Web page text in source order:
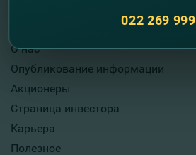
Полезная информация
О нас
Опубликование информации
Акционеры
Страница инвестора
Карьера
Полезное
022 269 999